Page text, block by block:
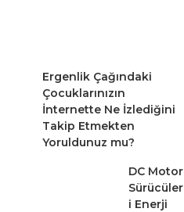
Ergenlik Çağındaki
Çocuklarınızın
İnternette Ne İzlediğini
Takip Etmekten
Yoruldunuz mu?
DC Motor
Sürücüler
i Enerji